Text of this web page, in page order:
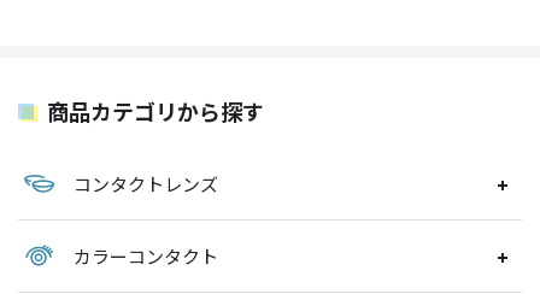
商品カテゴリから探す
コンタクトレンズ
カラーコンタクト